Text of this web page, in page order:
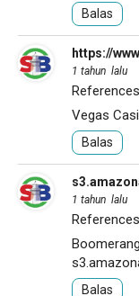
Balas
https://
1 tahun lalu
Vegas
Balas
1 tahun lalu
Balas